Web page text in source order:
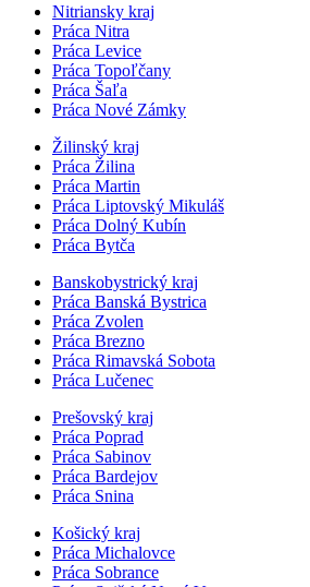
Nitriansky kraj
Práca Nitra
Práca Levice
Práca Topoľčany
Práca Šaľa
Práca Nové Zámky
Žilinský kraj
Práca Žilina
Práca Martin
Práca Liptovský Mikuláš
Práca Dolný Kubín
Práca Bytča
Banskobystrický kraj
Práca Banská Bystrica
Práca Zvolen
Práca Brezno
Práca Rimavská Sobota
Práca Lučenec
Prešovský kraj
Práca Poprad
Práca Sabinov
Práca Bardejov
Práca Snina
Košický kraj
Práca Michalovce
Práca Sobrance